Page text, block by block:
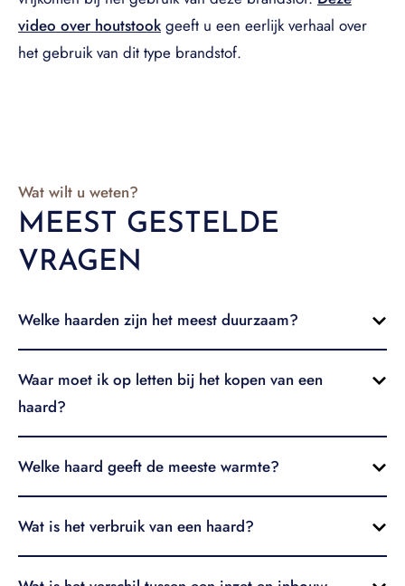
video over houtstook geeft u een eerlijk verhaal over
het gebruik van dit type brandstof.
Wat wilt u weten?
MEEST GESTELDE
VRAGEN
Welke haarden zijn het meest duurzaam?
Waar moet ik op letten bij het kopen van een
haard?
Welke haard geeft de meeste warmte?
Wat is het verbruik van een haard?